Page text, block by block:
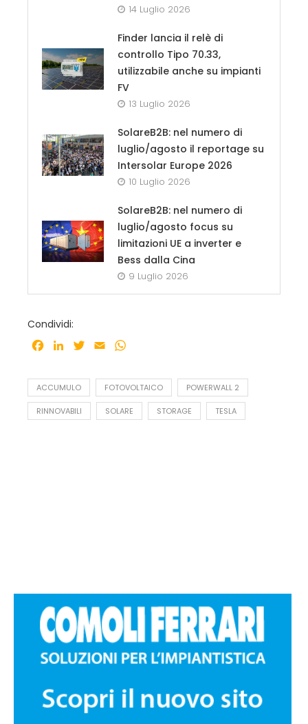
14 Luglio 2026
Finder lancia il relè di
controllo Tipo 70.33,
utilizzabile anche su impianti
FV
13 Luglio 2026
SolareB2B: nel numero di
luglio/agosto il reportage su
Intersolar Europe 2026
10 Luglio 2026
SolareB2B: nel numero di
luglio/agosto focus su
limitazioni UE a inverter e
Bess dalla Cina
9 Luglio 2026
Condividi:
Facebook
LinkedInTwitter
Email
ACCUMULO FOTOVOLTAICO POWERWALL 2
RINNOVABILI SOLARE STORAGE TESLA